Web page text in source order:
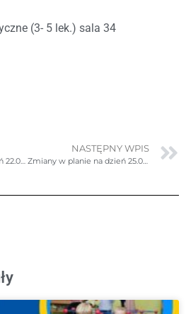
(3- 5 lek.) sala 34
Zmiany w planie na dzień 22.09.2023r. (piątek)- poprawione
NASTĘPNY WPIS
Zmiany w planie na dzień 25.09.2023r. (poniedziałek)